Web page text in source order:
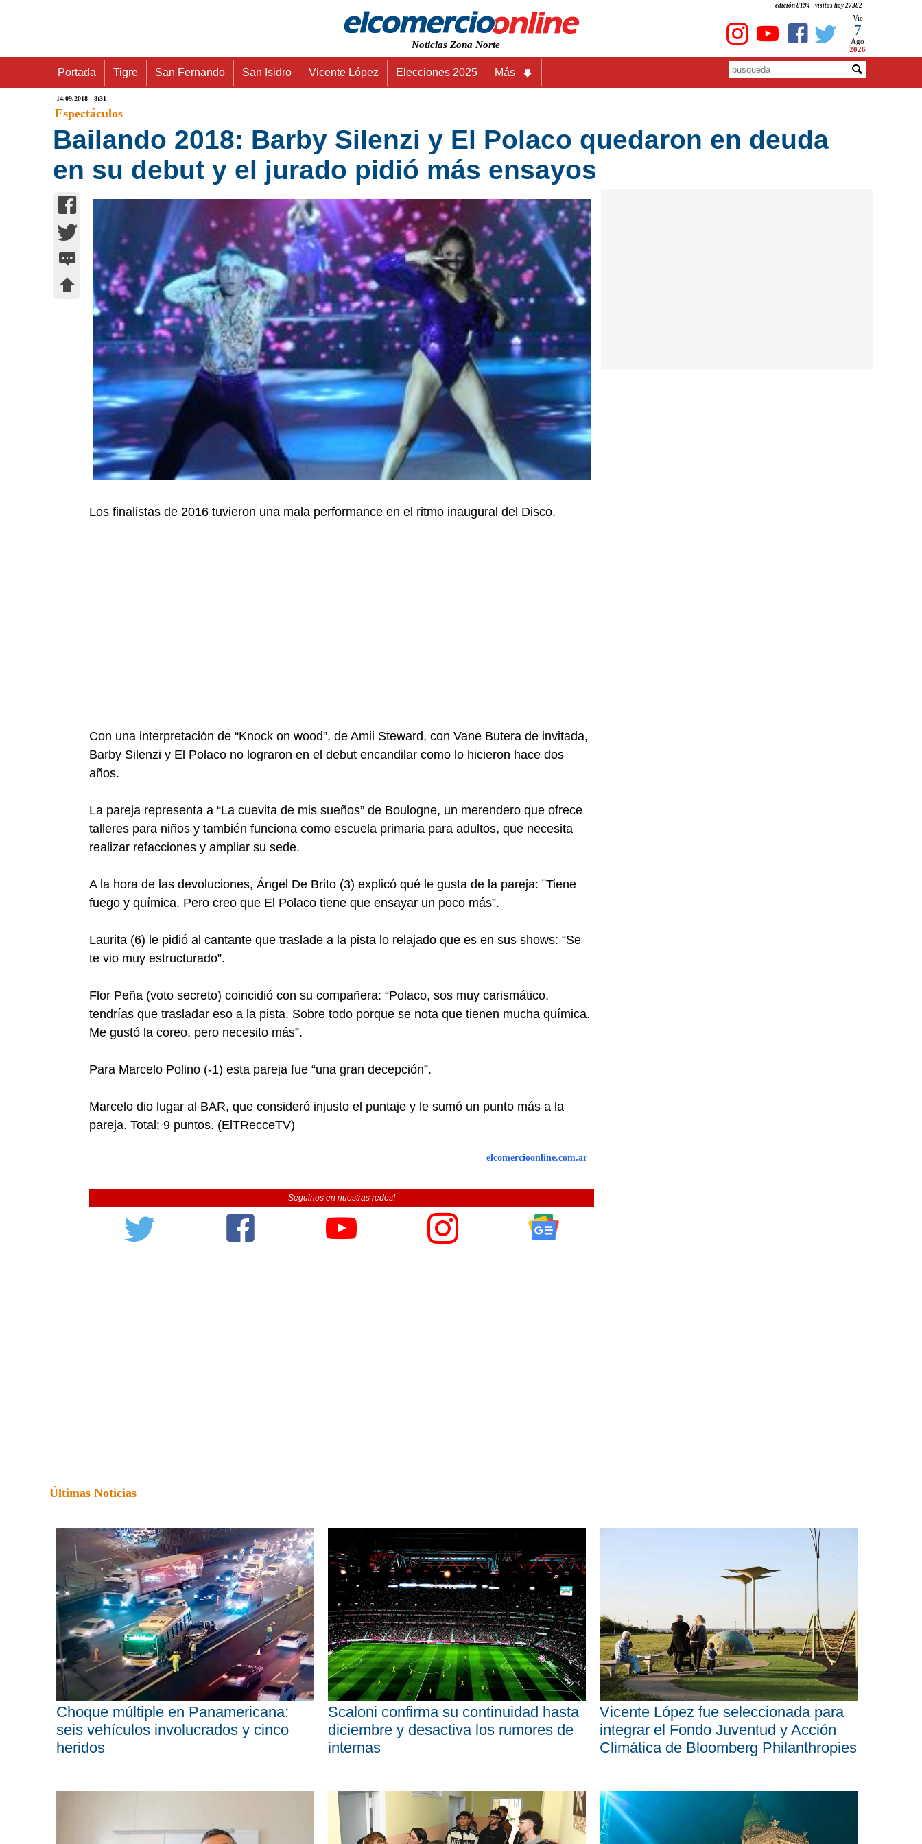
edición 8194 - visitas hoy 27382
Noticias Zona Norte
Vie
7
Ago
2026
Portada Tigre San Fernando San Isidro Vicente López Elecciones 2025 Más
14.09.2018 - 8:31
Espectáculos
Bailando 2018: Barby Silenzi y El Polaco quedaron en deuda
en su debut y el jurado pidió más ensayos
Los finalistas de 2016 tuvieron una mala performance en el ritmo inaugural del Disco.
Con una interpretación de “Knock on wood”, de Amii Steward, con Vane Butera de invitada,
Barby Silenzi y El Polaco no lograron en el debut encandilar como lo hicieron hace dos
años.
La pareja representa a “La cuevita de mis sueños” de Boulogne, un merendero que ofrece
talleres para niños y también funciona como escuela primaria para adultos, que necesita
realizar refacciones y ampliar su sede.
A la hora de las devoluciones, Ángel De Brito (3) explicó qué le gusta de la pareja: ¨Tiene
fuego y química. Pero creo que El Polaco tiene que ensayar un poco más”.
Laurita (6) le pidió al cantante que traslade a la pista lo relajado que es en sus shows: “Se
te vio muy estructurado”.
Flor Peña (voto secreto) coincidió con su compañera: “Polaco, sos muy carismático,
tendrías que trasladar eso a la pista. Sobre todo porque se nota que tienen mucha química.
Me gustó la coreo, pero necesito más”.
Para Marcelo Polino (-1) esta pareja fue “una gran decepción”.
Marcelo dio lugar al BAR, que consideró injusto el puntaje y le sumó un punto más a la
pareja. Total: 9 puntos. (ElTRecceTV)
elcomercioonline.com.ar
Seguinos en nuestras redes!
Últimas Noticias
Choque múltiple en Panamericana:
seis vehículos involucrados y cinco
heridos
Scaloni confirma su continuidad hasta
diciembre y desactiva los rumores de
internas
Vicente López fue seleccionada para
integrar el Fondo Juventud y Acción
Climática de Bloomberg Philanthropies